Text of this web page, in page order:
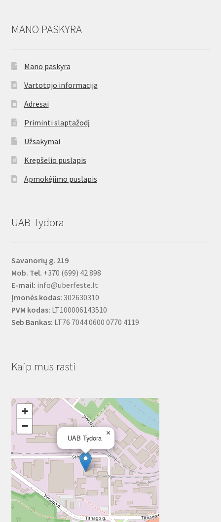
MANO PASKYRA
Mano paskyra
Vartotojo informacija
Adresai
Priminti slaptažodį
Užsakymai
Krepšelio puslapis
Apmokėjimo puslapis
UAB Tydora
Savanorių g. 219
Mob. Tel. +370 (699) 42 898
E-mail: info@uberfeste.lt
Įmonės kodas: 302630310
PVM kodas: LT100006143510
Seb Bankas: LT76 7044 0600 0770 4119
Kaip mus rasti
UAB Tydora
×
+
−